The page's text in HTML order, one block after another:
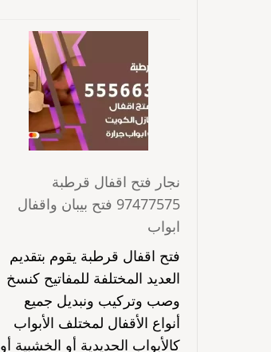
نجار فتح اقفال قرطبة
97477575 فتح بيبان واقفال
ابواب
فتح اقفال قرطبة يقوم بتقديم
العديد المختلفة للمفاتيح كنسخ
وصب وتركيب ونبديل جميع
أنواع الأقفال لمختلف الأبواب
كالأبواب الحديدية أو الخشبية أو